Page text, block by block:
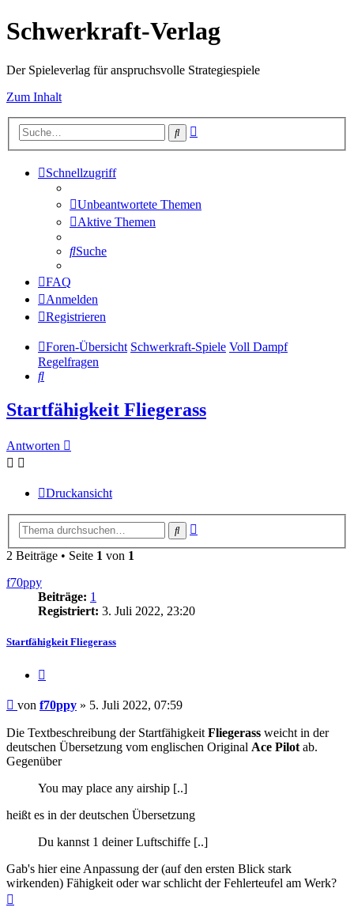
Schwerkraft-Verlag
Der Spieleverlag für anspruchsvolle Strategiespiele
Zum Inhalt
Suche
Schnellzugriff
Unbeantwortete Themen
Aktive Themen
Suche
FAQ
Anmelden
Registrieren
Foren-Übersicht Schwerkraft-Spiele Voll Dampf
Regelfragen
Suche
Startfähigkeit Fliegerass
Antworten
Druckansicht
Suche
2 Beiträge • Seite 1 von 1
f70ppy
Beiträge: 1
Registriert: 3. Juli 2022, 23:20
Startfähigkeit Fliegerass
Beitrag
von f70ppy » 5. Juli 2022, 07:59
Die Textbeschreibung der Startfähigkeit Fliegerass weicht in der
deutschen Übersetzung vom englischen Original Ace Pilot ab.
Gegenüber
You may place any airship [..]
heißt es in der deutschen Übersetzung
Du kannst 1 deiner Luftschiffe [..]
Gab's hier eine Anpassung der (auf den ersten Blick stark
wirkenden) Fähigkeit oder war schlicht der Fehlerteufel am Werk?